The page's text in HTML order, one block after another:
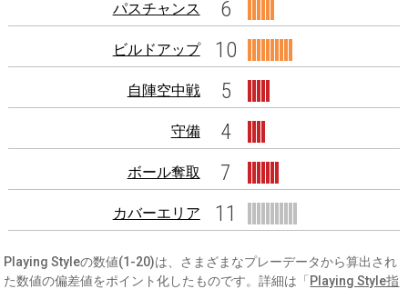
パスチャンス 6
ビルドアップ 10
自陣空中戦 5
守備 4
ボール奪取 7
カバーエリア 11
Playing Styleの数値(1-20)は、さまざまなプレーデータから算出され
た数値の偏差値をポイント化したものです。詳細は「 Playing Style指